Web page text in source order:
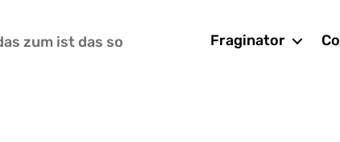
zum ist das so Fraginator